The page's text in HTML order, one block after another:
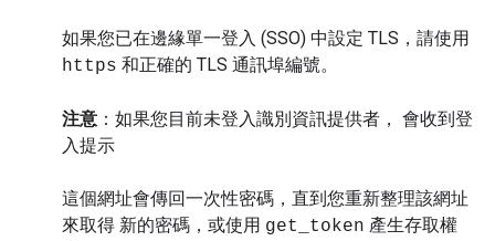
如果您已在邊緣單一登入 (SSO) 中設定 TLS，請使用
https 和正確的 TLS 通訊埠編號。
注意 ：如果您目前未登入識別資訊提供者， 會收到登
入提示
這個網址會傳回一次性密碼，直到您重新整理該網址
來取得 新的密碼，或使用 get_token 產生存取權